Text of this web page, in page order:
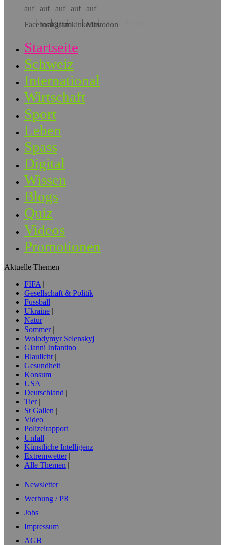
Hol dir die App!
Startseite
Schweiz
International
Wirtschaft
Sport
Leben
Spass
Digital
Wissen
Blogs
Quiz
Videos
Promotionen
Aktuelle Themen
FIFA
Gesellschaft & Politik
Fussball
Ukraine
Natur
Sommer
Wolodymyr Selenskyj
Gianni Infantino
Blaulicht
Gesundheit
Konsum
USA
Deutschland
Tier
St Gallen
Video
Polizeirapport
Unfall
Künstliche Intelligenz
Extremwetter
Alle Themen
Newsletter
Werbung / PR
Jobs
Impressum
AGB